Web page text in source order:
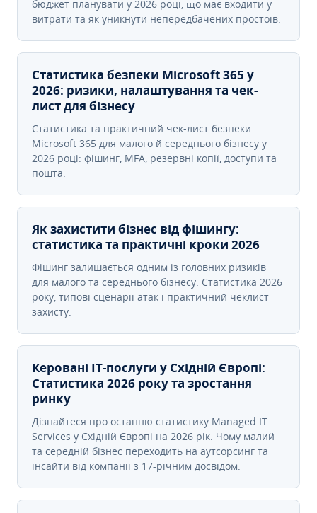
бюджет планувати у 2026 році, що має входити у
витрати та як уникнути непередбачених простоїв.
Статистика безпеки Microsoft 365 у
2026: ризики, налаштування та чек-
лист для бізнесу
Статистика та практичний чек-лист безпеки
Microsoft 365 для малого й середнього бізнесу у
2026 році: фішинг, MFA, резервні копії, доступи та
пошта.
Як захистити бізнес від фішингу:
статистика та практичні кроки 2026
Фішинг залишається одним із головних ризиків
для малого та середнього бізнесу. Статистика 2026
року, типові сценарії атак і практичний чеклист
захисту.
Керовані ІТ-послуги у Східній Європі:
Статистика 2026 року та зростання
ринку
Дізнайтеся про останню статистику Managed IT
Services у Східній Європі на 2026 рік. Чому малий
та середній бізнес переходить на аутсорсинг та
інсайти від компанії з 17-річним досвідом.